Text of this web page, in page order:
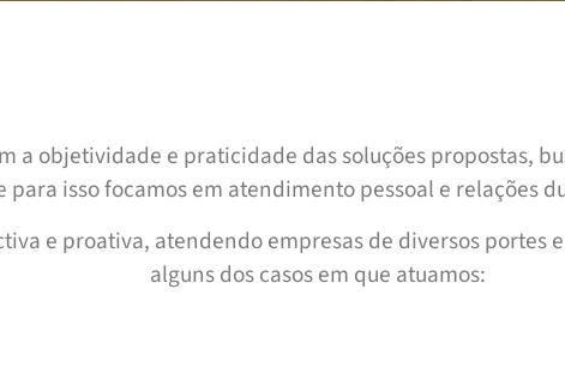
a objetividade e praticidade das soluções propostas,
para isso focamos em atendimento pessoal e relações
e proativa, atendendo empresas de diversos portes
alguns dos casos em que atuamos: